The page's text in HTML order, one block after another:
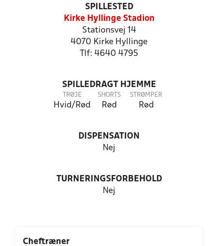
SPILLESTED
Kirke Hyllinge Stadion
Stationsvej 14
4070 Kirke Hyllinge
Tlf: 4640 4795
SPILLEDRAGT HJEMME
TRØJE
Hvid/Rød
SHORTS
Rød
STRØMPER
Rød
DISPENSATION
Nej
TURNERINGSFORBEHOLD
Nej
Cheftræner